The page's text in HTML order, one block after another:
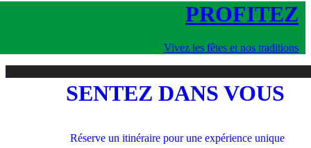
PROFITEZ
Vivez les fêtes et nos traditions
SENTEZ DANS VOUS
Réserve un itinéraire pour une expérience unique